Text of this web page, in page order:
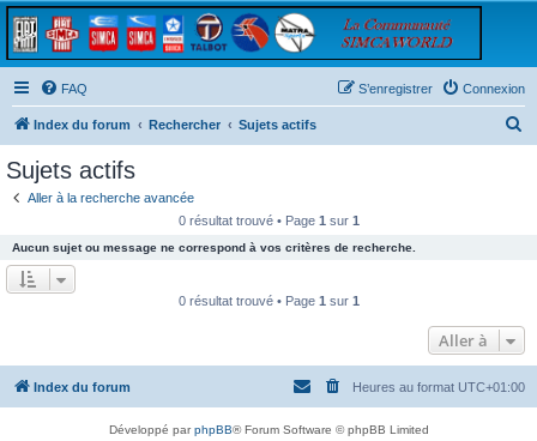
FAQ Connexion
S’enregistrer
Index du forum Rechercher Sujets actifs
e
r
Sujets actifs
Aller à la recherche avancée
0 résultat trouvé • Page 1 sur 1
Aucun sujet ou message ne correspond à vos critères de recherche.
0 résultat trouvé • Page 1 sur 1
Aller à
Index du forum Heures au format UTC+01:00
Développé parphpBB® Forum Software © phpBB Limited